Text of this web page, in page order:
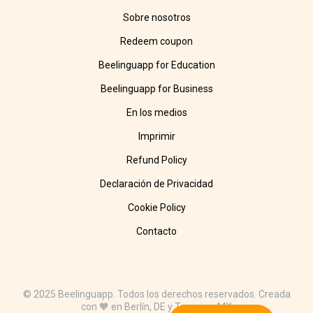
Sobre nosotros
Redeem coupon
Beelinguapp for Education
Beelinguapp for Business
En los medios
Imprimir
Refund Policy
Declaración de Privacidad
Cookie Policy
Contacto
© 2025 Beelinguapp. Todos los derechos reservados. Creada
con 🧡 en Berlín, DE y Tampico, MX